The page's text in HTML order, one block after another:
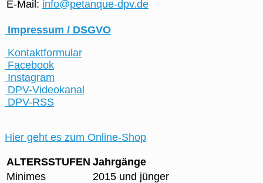
E-Mail: info@petanque-dpv.de
Impressum / DSGVO
Kontaktformular
Facebook
Instagram
DPV-Videokanal
DPV-RSS
Hier geht es zum Online-Shop
ALTERSSTUFEN Jahrgänge
Minimes
2015 und jünger